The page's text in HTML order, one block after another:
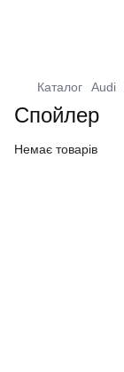
Каталог Audi
Спойлер
Немає товарів